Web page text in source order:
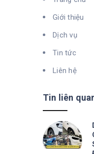
Giới thiệu
Dịch vụ
Tin tức
Liên hệ
Tin liên